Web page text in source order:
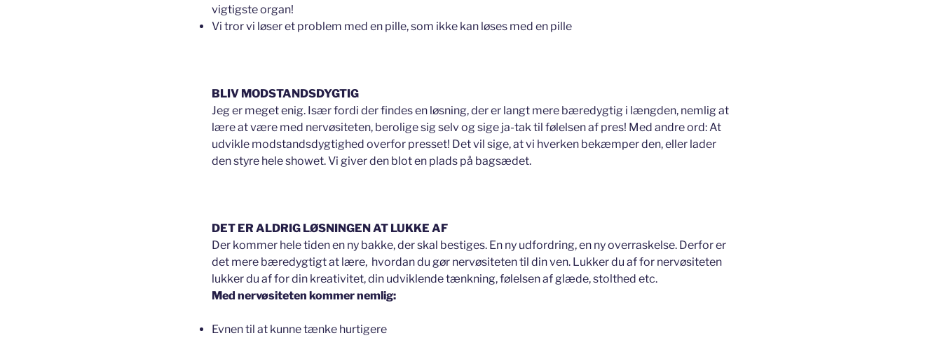
vigtigste organ!
Vi tror vi løser et problem med en pille, som ikke kan løses med en pille
BLIV MODSTANDSDYGTIG
Jeg er meget enig. Især fordi der findes en løsning, der er langt mere bæredygtig i længden, nemlig at
lære at være med nervøsiteten, berolige sig selv og sige ja-tak til følelsen af pres! Med andre ord: At
udvikle modstandsdygtighed overfor presset! Det vil sige, at vi hverken bekæmper den, eller lader
den styre hele showet. Vi giver den blot en plads på bagsædet.
DET ER ALDRIG LØSNINGEN AT LUKKE AF
Der kommer hele tiden en ny bakke, der skal bestiges. En ny udfordring, en ny overraskelse. Derfor er
det mere bæredygtigt at lære, hvordan du gør nervøsiteten til din ven. Lukker du af for nervøsiteten
lukker du af for din kreativitet, din udviklende tænkning, følelsen af glæde, stolthed etc.
Med nervøsiteten kommer nemlig:
Evnen til at kunne tænke hurtigere